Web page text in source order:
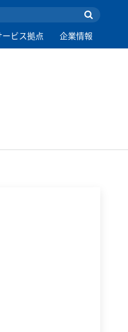
ビス拠点 企業情報